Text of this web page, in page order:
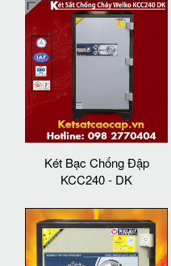
Két Bạc Chống Đập
KCC240 - DK